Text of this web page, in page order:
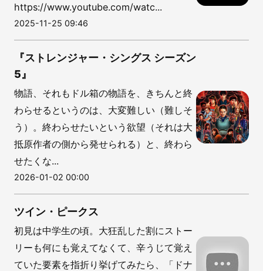
https://www.youtube.com/watc...
2025-11-25 09:46
『ストレンジャー・シングス シーズン
5』
物語、それもドル箱の物語を、きちんと終
わらせるというのは、大変難しい（難しそ
う）。終わらせたいという欲望（それは大
抵原作者の側から発せられる）と、終わら
せたくな...
2026-01-02 00:00
ツイン・ピークス
初見は中学生の頃。大狂乱した割にストー
リーも何にも覚えてなくて、辛うじて覚え
ていた要素を指折り挙げてみたら、「ドナ